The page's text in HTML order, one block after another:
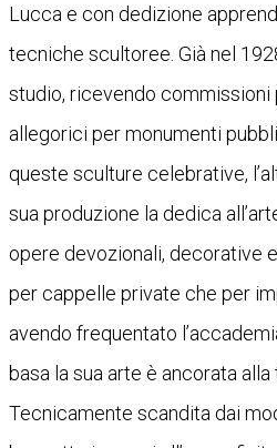
Lucca e con dedizione
tecniche scultoree. Già nel
studio, ricevendo commissioni
allegorici per monumenti
queste sculture celebrative,
sua produzione la dedica
opere devozionali, decorative
per cappelle private che per
avendo frequentato
basa la sua arte è ancorata alla
Tecnicamente scandita dai